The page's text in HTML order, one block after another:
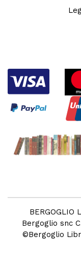
BERGOGLIO
Bergoglio snc
©Bergoglio